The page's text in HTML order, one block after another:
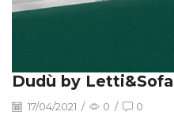
Dudù by Letti&Sofa
17/04/2021 / 0 / 0